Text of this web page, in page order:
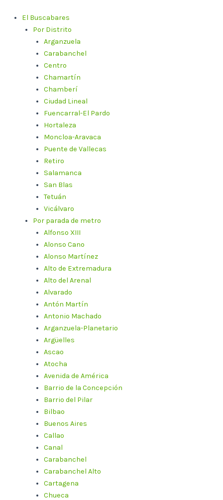
contenido
El Buscabares
Por Distrito
Arganzuela
Carabanchel
Centro
Chamartín
Chamberí
Ciudad Lineal
Fuencarral-El Pardo
Hortaleza
Moncloa-Aravaca
Puente de Vallecas
Retiro
Salamanca
San Blas
Tetuán
Vicálvaro
Por parada de metro
Alfonso XIII
Alonso Cano
Alonso Martínez
Alto de Extremadura
Alto del Arenal
Alvarado
Antón Martín
Antonio Machado
Arganzuela-Planetario
Argüelles
Ascao
Atocha
Avenida de América
Barrio de la Concepción
Barrio del Pilar
Bilbao
Buenos Aires
Callao
Canal
Carabanchel
Carabanchel Alto
Cartagena
Chueca